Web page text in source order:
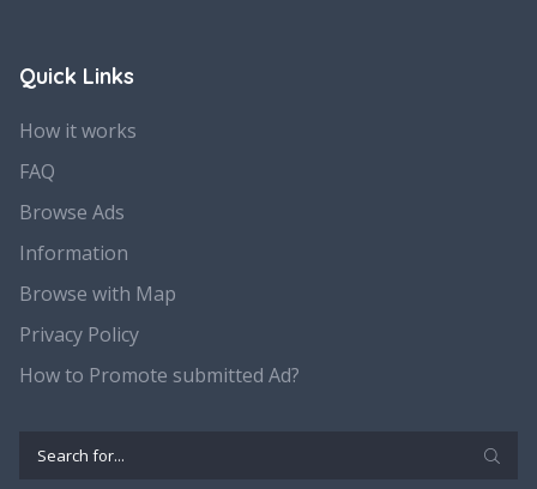
Quick Links
How it works
FAQ
Browse Ads
Information
Browse with Map
Privacy Policy
How to Promote submitted Ad?